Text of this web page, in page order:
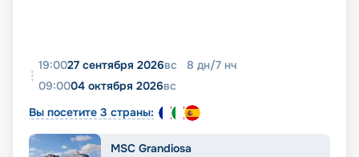
19:0027 сентября 2026вс 8 дн/7 нч
09:0004 октября 2026вс
Вы посетите 3 страны:
MSC Grandiosa